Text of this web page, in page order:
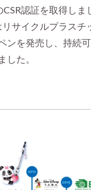
CSR認証を取得しま
リサイクルプラスチ
ンを発売し、持続
した。